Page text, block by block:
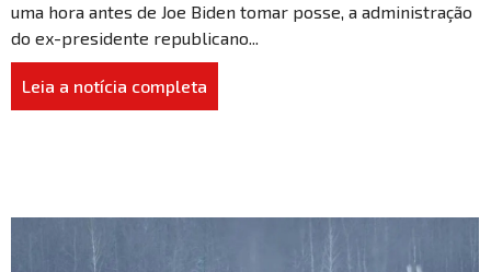
uma hora antes de Joe Biden tomar posse, a administração
do ex-presidente republicano...
Leia a notícia completa